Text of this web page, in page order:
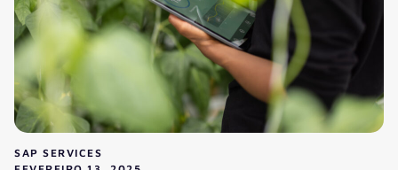
SAP SERVICES